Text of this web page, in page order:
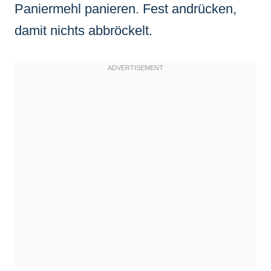
Paniermehl panieren. Fest andrücken,
damit nichts abbröckelt.